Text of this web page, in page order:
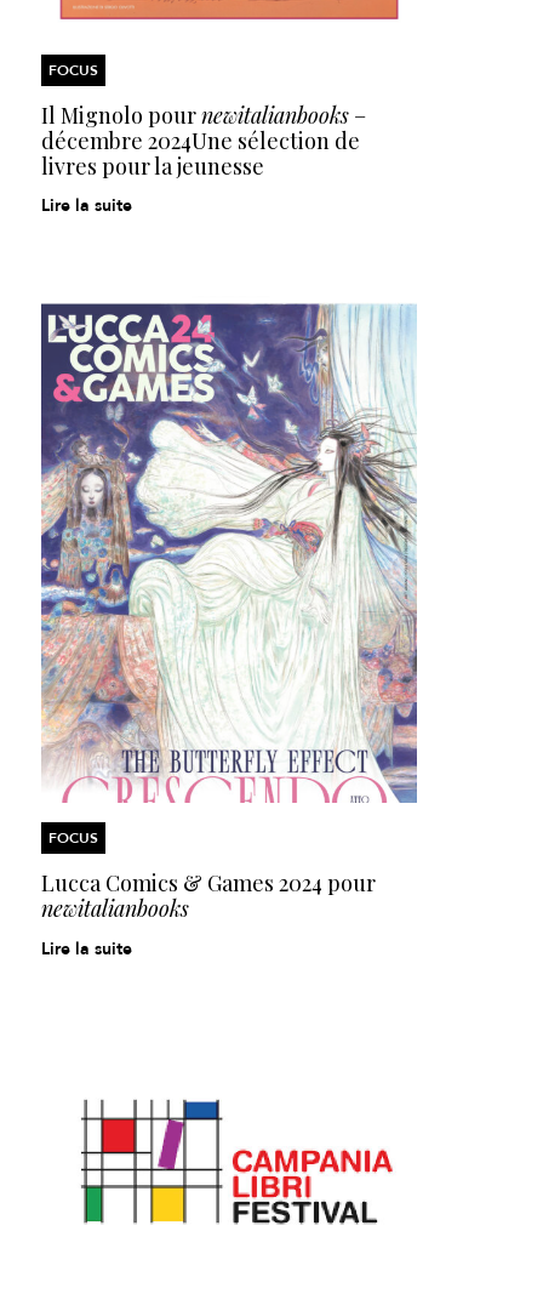
FOCUS
Il Mignolo pournewitalianbooks –
décembre 2024Une sélection de
livres pour la jeunesse
Lire la suite
FOCUS
Lucca Comics & Games 2024pour
newitalianbooks
Lire la suite